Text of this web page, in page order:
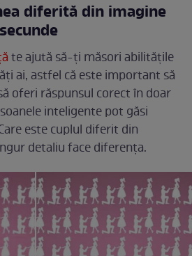
diferită din imagine
te ajută să-ți măsori abilitățile
ai, astfel că este important să
oferi răspunsul corect în doar
inteligente pot găsi
este cuplul diferit din
detaliu face diferența.